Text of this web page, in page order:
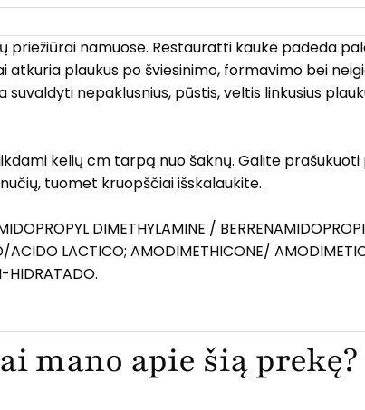
priežiūrai namuose. Restauratti kaukė padeda
atkuria plaukus po šviesinimo, formavimo bei
nepaklusnius, pūstis, veltis linkusius
kelių cm tarpą nuo šaknų. Galite
tuomet kruopščiai išskalaukite.
DIMETHYLAMINE /
LACTICO; AMODIMETHICONE/
HIDRATADO.
mano apie šią prekę?